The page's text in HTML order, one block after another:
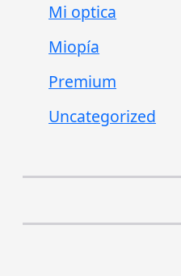
Mi optica
Miopía
Premium
Uncategorized